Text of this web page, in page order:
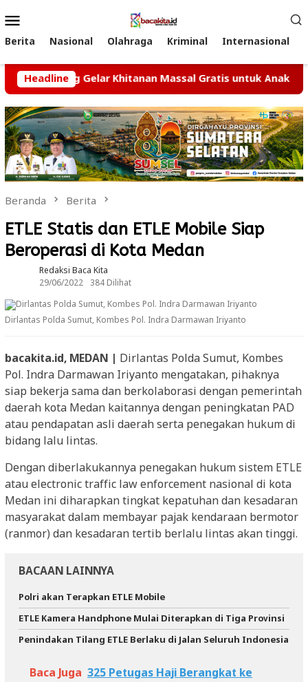
ke
kontenMobile
Berita Nasional Olahraga Kriminal Internasional
HeadlineGelar Khitanan Massal Gratis untuk Anak Yatim
Beranda Berita
ETLE Statis dan ETLE Mobile Siap
Beroperasi di Kota Medan
Redaksi Baca Kita
29/06/2022
384 Dilihat
Dirlantas Polda Sumut, Kombes Pol. Indra Darmawan Iriyanto
bacakita.id, MEDAN | Dirlantas Polda Sumut, Kombes
Pol. Indra Darmawan Iriyanto mengatakan, pihaknya
siap bekerja sama dan berkolaborasi dengan pemerintah
daerah kota Medan kaitannya dengan peningkatan PAD
atau pendapatan asli daerah serta penegakan hukum di
bidang lalu lintas.
Dengan diberlakukannya penegakan hukum sistem ETLE
atau electronic traffic law enforcement nasional di kota
Medan ini diharapkan tingkat kepatuhan dan kesadaran
masyarakat dalam membayar pajak kendaraan bermotor
(ranmor) dan kesadaran tertib berlalu lintas akan tinggi.
BACAAN LAINNYA
Polri akan Terapkan ETLE Mobile
ETLE Kamera Handphone Mulai Diterapkan di Tiga Provinsi
Penindakan Tilang ETLE Berlaku di Jalan Seluruh Indonesia
Baca Juga 325 Petugas Haji Berangkat ke